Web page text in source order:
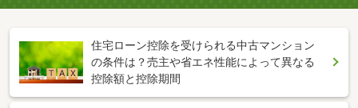
住宅ローン控除を受けられる中古マンション
の条件は？売主や省エネ性能によって異なる
控除額と控除期間